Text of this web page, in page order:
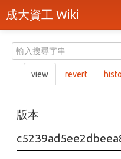
成大資工 Wiki
分類
隨機頁面
最近活動
上傳檔案
view revert
版本